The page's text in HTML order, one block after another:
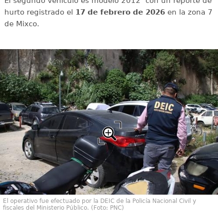
hurto registrado el 17 de febrero de 2026en la zona 7
de Mixco.
El operativo fue efectuado por la DEIC de la Policía Nacional Civil y
fiscales del Ministerio Público. (Foto: PNC)